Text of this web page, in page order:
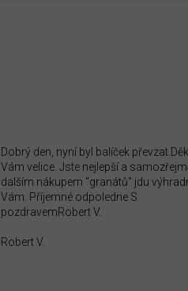
Dobrý den, nyní byl balíček
Vám velice. Jste nejlepší a
dalším nákupem "granátů" jdu
Vám. Příjemné odpoledne S
pozdravemRobert V.
Robert V.